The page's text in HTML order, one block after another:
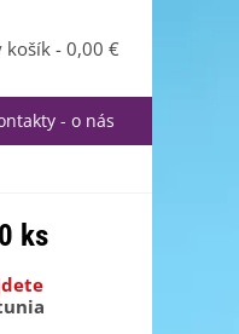
košík- 0,00 €
- o nás
ks